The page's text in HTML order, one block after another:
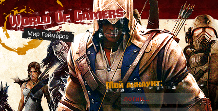
World Of Gamers
Мир Геймеров
Мой аккаунт: